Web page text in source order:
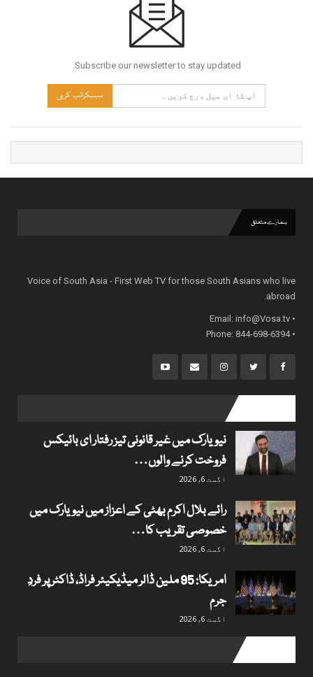
Subscribe our newsletter to stay updated.
سبسکرائب کریں
ہمارے متعلق
Voice of South Asia - First Web TV for those South Asians who live
abroad.
• Email:
info@Vosa.tv
• Phone: 844-698-6394
نیویارک میں غیر قانونی تیز رفتار ای بائیکس
فروخت کرنے والوں…
اگست 6, 2026
رائے بلال اکرم بھٹی کے اعزاز میں نیویارک میں
خصوصی تقریب کا…
اگست 6, 2026
امریکا: 95 ملین ڈالر میڈیکیئر فراڈ، ڈاکٹر پر فردِ
جرم
اگست 6, 2026